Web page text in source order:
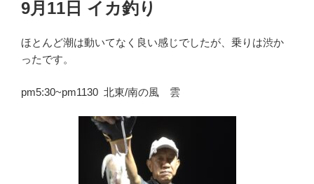
日:
9月11日 イカ釣り
ほとんど潮は動いてなく良い感じでしたが、乗りは渋か
ったです。
pm5:30~pm1130 北東/南の風 雲